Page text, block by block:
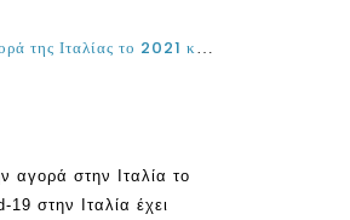
Ποιος είναι ο καλύτερος κορυφαίος καθαριστής αέρα στην αγορά της Ιταλίας το 2021 και το 2022;
αγορά στην Ιταλία το
στην Ιταλία έχει